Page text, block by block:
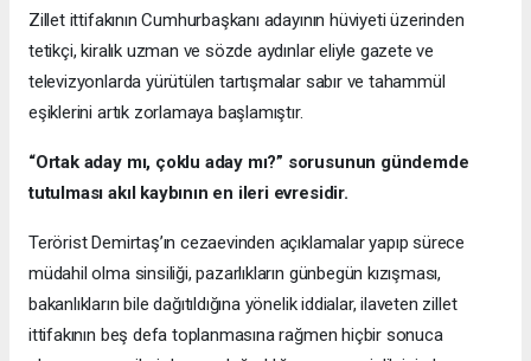
Zillet ittifakının Cumhurbaşkanı adayının hüviyeti üzerinden
tetikçi, kiralık uzman ve sözde aydınlar eliyle gazete ve
televizyonlarda yürütülen tartışmalar sabır ve tahammül
eşiklerini artık zorlamaya başlamıştır.
“Ortak aday mı, çoklu aday mı?” sorusunun gündemde
tutulması akıl kaybının en ileri evresidir.
Terörist Demirtaş’ın cezaevinden açıklamalar yapıp sürece
müdahil olma sinsiliği, pazarlıkların günbegün kızışması,
bakanlıkların bile dağıtıldığına yönelik iddialar, ilaveten zillet
ittifakının beş defa toplanmasına rağmen hiçbir sonuca